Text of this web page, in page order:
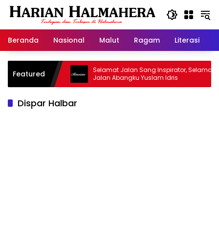
Langsung
Beranda
Nasional Malut Ragam Literasi
Featured
Warisan
Selamat Jalan Sang Inspirator, Selamat
Jalan Abangku Yuslam Idris
Dispar Halbar